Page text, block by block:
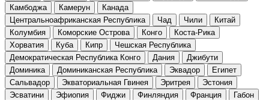
Камбоджа
Камерун
Канада
Центральноафриканская Республика
Чад Чили
Китай
Колумбия
Коморские Острова Конго
Коста-Рика
Хорватия
Куба Кипр
Чешская Республика
Демократическая Республика Конго
Дания
Джибути
Доминика
Доминиканская Республика Эквадор
Египет
Сальвадор
Экваториальная Гвинея Эритрея
Эстония
Эсватини
Эфиопия Фиджи Финляндия Франция
Габон